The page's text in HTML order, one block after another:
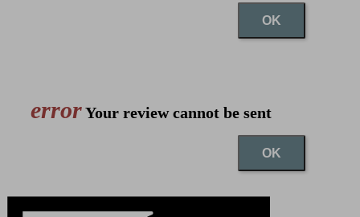
OK
errorYour review cannot be sent
OK